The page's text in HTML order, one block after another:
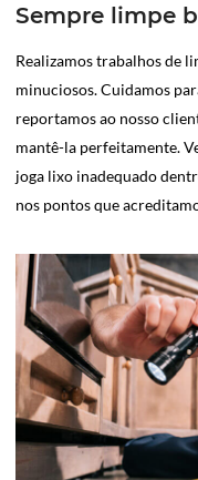
Sempre limpe
Realizamos trabalhos de
minuciosos. Cuidamos
reportamos ao nosso
mantê-la perfeitamente.
joga lixo inadequado
nos pontos que